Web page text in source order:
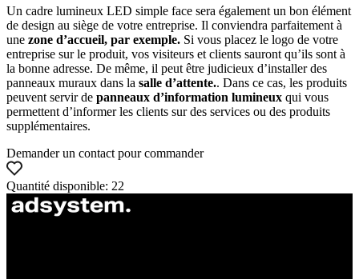
Un cadre lumineux LED simple face sera également un bon élément
de design au siège de votre entreprise. Il conviendra parfaitement à
une zone d’accueil, par exemple. Si vous placez le logo de votre
entreprise sur le produit, vos visiteurs et clients sauront qu’ils sont à
la bonne adresse. De même, il peut être judicieux d’installer des
panneaux muraux dans la salle d’attente.. Dans ce cas, les produits
peuvent servir de panneaux d’information lumineux qui vous
permettent d’informer les clients sur des services ou des produits
supplémentaires.
Demander un contact pour commander
Quantité disponible: 22